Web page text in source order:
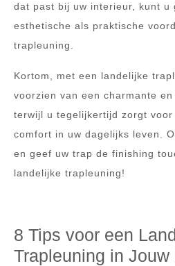
dat past bij uw interieur, kunt u
esthetische als praktische
trapleuning.
Kortom, met een landelijke
voorzien van een charmante
terwijl u tegelijkertijd zorgt
comfort in uw dagelijks leven.
en geef uw trap de finishing
landelijke trapleuning!
8 Tips voor een
Trapleuning in Jouw